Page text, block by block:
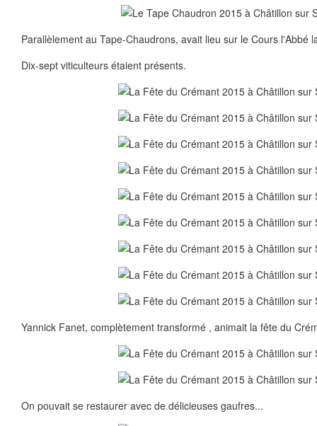
Parallèlement au Tape-Chaudrons, avait lieu sur le Cours l'Abbé
Dix-sept viticulteurs étaient présents.
Yannick Fanet, complètement transformé , animait la fête du
On pouvait se restaurer avec de délicieuses gaufres...